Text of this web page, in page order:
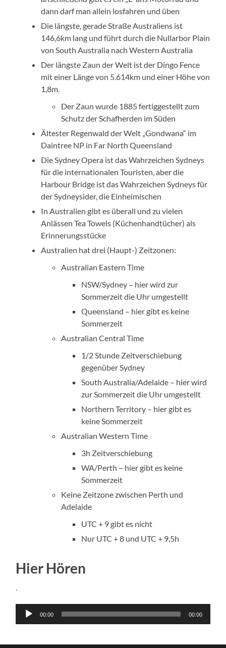
dann darf man allein losfahren und üben
Die längste, gerade Straße Australiens ist
146,6km lang und führt durch die Nullarbor Plain
von South Australia nach Western Australia
Der längste Zaun der Welt ist der Dingo Fence
mit einer Länge von 5.614km und einer Höhe von
1,8m.
Der Zaun wurde 1885 fertiggestellt zum
Schutz der Schafherden im Süden
Ältester Regenwald der Welt „Gondwana“ im
Daintree NP in Far North Queensland
Die Sydney Opera ist das Wahrzeichen Sydneys
für die internationalen Touristen, aber die
Harbour Bridge ist das Wahrzeichen Sydneys für
der Sydneysider, die Einheimischen
In Australien gibt es überall und zu vielen
Anlässen Tea Towels (Küchenhandtücher) als
Erinnerungsstücke
Australien hat drei (Haupt-) Zeitzonen:
Australian Eastern Time
NSW/Sydney – hier wird zur
Sommerzeit die Uhr umgestellt
Queensland – hier gibt es keine
Sommerzeit
Australian Central Time
1/2 Stunde Zeitverschiebung
gegenüber Sydney
South Australia/Adelaide – hier wird
zur Sommerzeit die Uhr umgestellt
Northern Territory – hier gibt es
keine Sommerzeit
Australian Western Time
3h Zeitverschiebung
WA/Perth – hier gibt es keine
Sommerzeit
Keine Zeitzone zwischen Perth und
Adelaide
UTC + 9 gibt es nicht
Nur UTC + 8 und UTC + 9,5h
Hier Hören
.
Audio-
00:00 00:00